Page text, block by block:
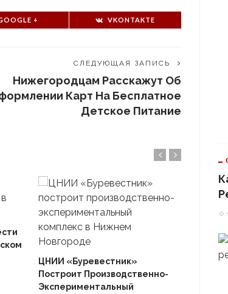
+ VKONTAKTE
СЛЕДУЮЩАЯ ЗАПИСЬ
Нижегородцам Расскажут Об
Карт На Бесплатное
Детское Питание
ЦНИИ «Буревестник»
Построит Производственно-
Экспериментальный
Плей-